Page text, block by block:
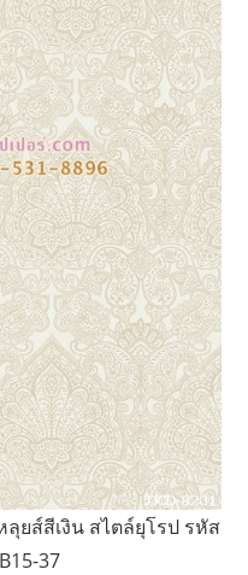
ลุยส์สีเงิน สไตล์ยุโรป รหัส
37